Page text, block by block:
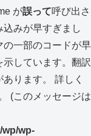
が誤って呼び出さ
込みが早すぎまし
の一部のコードが早
しています。翻訳
ります。 詳しく
(このメッセージは
wp/wp-